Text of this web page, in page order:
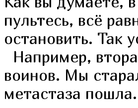
пультесь, всё
остановить. Так
Например,
воинов. Мы
метастаза